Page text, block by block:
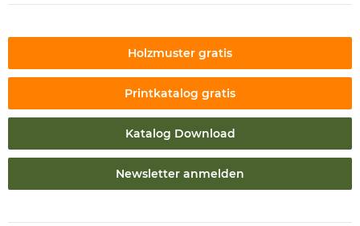
Holzmuster gratis
Printkatalog gratis
Katalog Download
Newsletter anmelden